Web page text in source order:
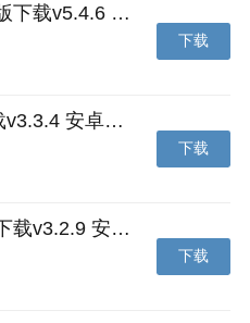
小小优酷最新版下载v5.4.6 安卓官方版
下载
艺图语app下载v3.3.4 安卓免费版
下载
爱鸽者手机版下载v3.2.9 安卓版
下载